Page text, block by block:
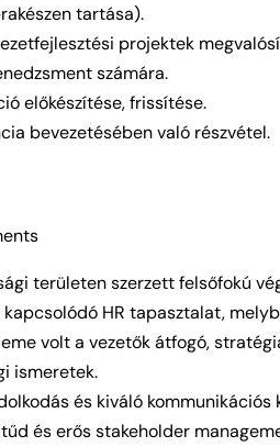
tartása).
projektek
számára.
előkészítése, frissítése.
bevezetésében való részvétel.
területen szerzett felsőfokú
HR tapasztalat,
volt a vezetők átfogó,
ismeretek.
és kiváló kommunikációs
és erős stakeholder